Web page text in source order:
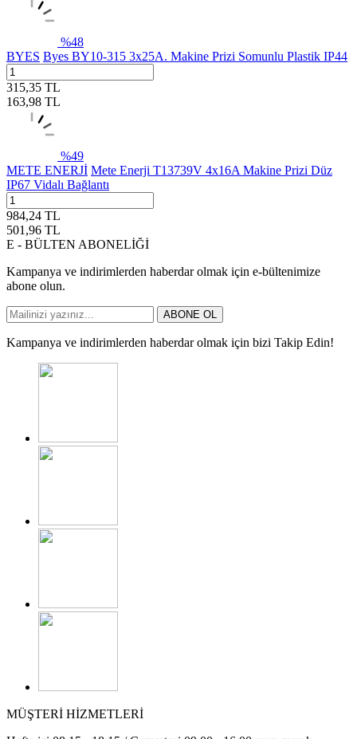
%48
BYES Byes BY10-315 3x25A. Makine Prizi Somunlu Plastik IP44
315,35 TL
163,98 TL
%49
METE ENERJİ Mete Enerji T13739V 4x16A Makine Prizi Düz
IP67 Vidalı Bağlantı
984,24 TL
501,96 TL
E - BÜLTEN ABONELİĞİ
Kampanya ve indirimlerden haberdar olmak için e-bültenimize
abone olun.
ABONE OL
Kampanya ve indirimlerden haberdar olmak için bizi Takip Edin!
MÜŞTERİ HİZMETLERİ